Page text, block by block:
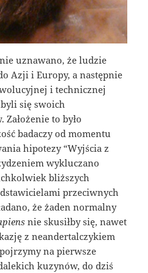
uznawano, że ludzie
Azji i Europy, a następnie
i technicznej
się swoich
to było
badaczy od momentu
hipotezy “Wyjścia z
wykluczano
bliższych
przeciwnych
że żaden normalny
nie skusiłby się, nawet
z neandertalczykiem
na pierwsze
kuzynów, do dziś